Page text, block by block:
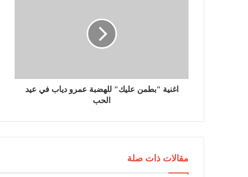
اغنية "بطمن عليك" للهضبة عمرو دياب في عيد
الحب
مقالات ذات صلة